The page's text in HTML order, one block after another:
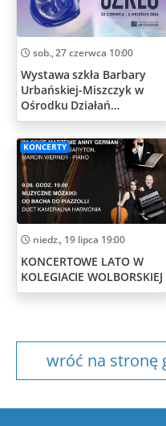
sob., 27 czerwca 10:00
Wystawa szkła Barbary
Urbańskiej-Miszczyk w
Ośrodku Działań
Artystycznych
KONCERTY
niedz., 19 lipca 19:00
KONCERTOWE LATO W
KOLEGIACIE WOLBORSKIEJ
wróć na stronę